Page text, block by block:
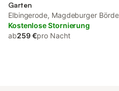
Garten
Elbingerode, Magdeburger Börde
Kostenlose Stornierung
ab259 €pro Nacht